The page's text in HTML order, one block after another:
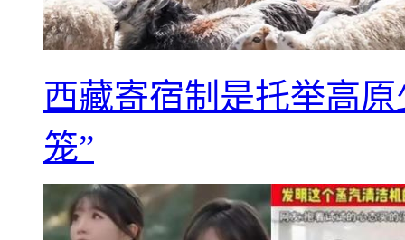
西藏寄宿制是托举高
笼”